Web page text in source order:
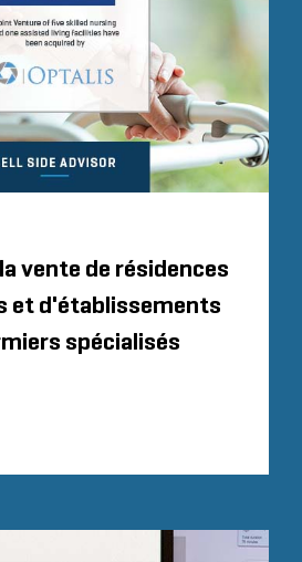
vente de résidences
et d'établissements
spécialisés